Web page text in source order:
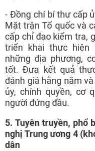
- Đồng chí bí thư cấp
Mặt trận Tổ quốc và
cấp chỉ đạo kiểm tra,
triển khai thực hiện
những địa phương,
tốt. Đưa kết quả
đánh giá hằng năm
ủy, chính quyền, cơ
người đứng đầu.
5. Tuyên truyền, phổ
nghị Trung ương 4
dân